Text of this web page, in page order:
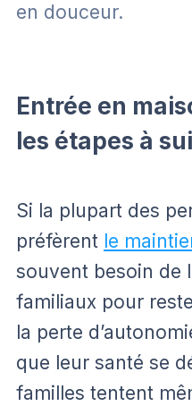
en douceur.
Entrée en
les étapes à
Si la plupart des
préfèrent le
souvent besoin de
familiaux pour
la perte
que leur santé se
familles tentent